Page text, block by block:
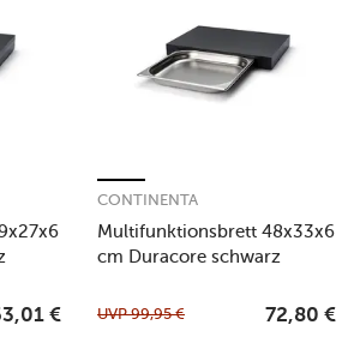
€
Multifunktionsbrett 48x33x6
cm Duracore schwarz
CONTINENTA
UVP99,95 € 72,80 €